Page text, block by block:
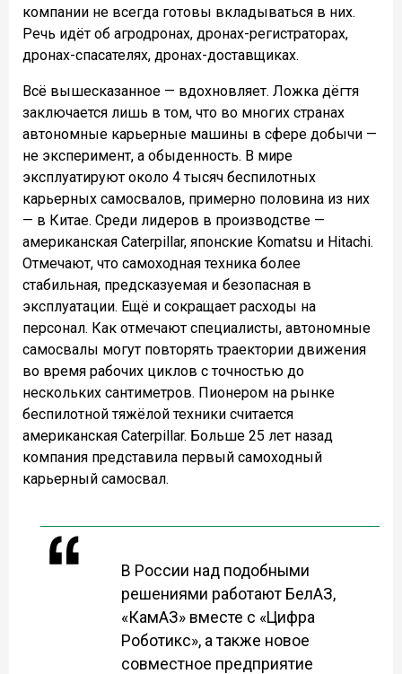
компании не всегда готовы вкладываться в них.
Речь идёт об агродронах, дронах-регистраторах,
дронах-спасателях, дронах-доставщиках.
Всё вышесказанное — вдохновляет. Ложка дёгтя
заключается лишь в том, что во многих странах
автономные карьерные машины в сфере добычи —
не эксперимент, а обыденность. В мире
эксплуатируют около 4 тысяч беспилотных
карьерных самосвалов, примерно половина из них
— в Китае. Среди лидеров в производстве —
американская Caterpillar, японские Komatsu и Hitachi.
Отмечают, что самоходная техника более
стабильная, предсказуемая и безопасная в
эксплуатации. Ещё и сокращает расходы на
персонал. Как отмечают специалисты, автономные
самосвалы могут повторять траектории движения
во время рабочих циклов с точностью до
нескольких сантиметров. Пионером на рынке
беспилотной тяжёлой техники считается
американская Caterpillar. Больше 25 лет назад
компания представила первый самоходный
карьерный самосвал.
В России над подобными
решениями работают БелАЗ,
«КамАЗ» вместе с «Цифра
Роботикс», а также новое
совместное предприятие